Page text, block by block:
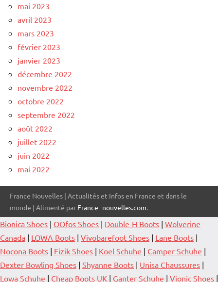
mai 2023
avril 2023
mars 2023
février 2023
janvier 2023
décembre 2022
novembre 2022
octobre 2022
septembre 2022
août 2022
juillet 2022
juin 2022
mai 2022
France Nouvelles | Actualités et Infos en France et dans le
monde | Alimenté par France--nouvelles.com.
Bionica Shoes | OOfos Shoes | Double-H Boots | Wolverine
Canada | LOWA Boots | Vivobarefoot Shoes | Lane Boots |
Nocona Boots | Fizik Shoes | Koel Schuhe | Camper Schuhe |
Dexter Bowling Shoes | Shyanne Boots | Unisa Chaussures |
Lowa Schuhe | Cheap Boots UK | Ganter Schuhe | Vionic Shoes |